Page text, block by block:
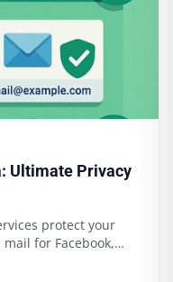
Ultimate Privacy
protect your
for Facebook,